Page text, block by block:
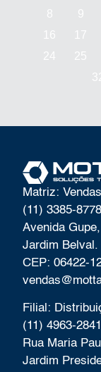
8
9
16
17
24
25
Matriz:
(11) 3385-8778
Avenida
Jardim
CEP: 06422-
Filial:
(11) 4963-2841
Rua Maria
Jardim